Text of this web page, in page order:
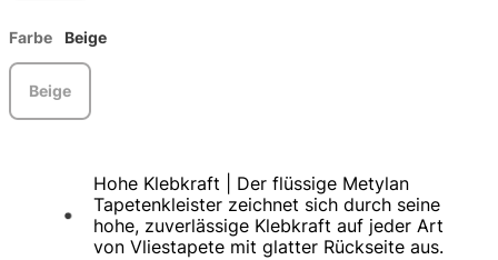
Farbe Beige
Beige
Hohe Klebkraft | Der flüssige Metylan
Tapetenkleister zeichnet sich durch seine
hohe, zuverlässige Klebkraft auf jeder Art
von Vliestapete mit glatter Rückseite aus.